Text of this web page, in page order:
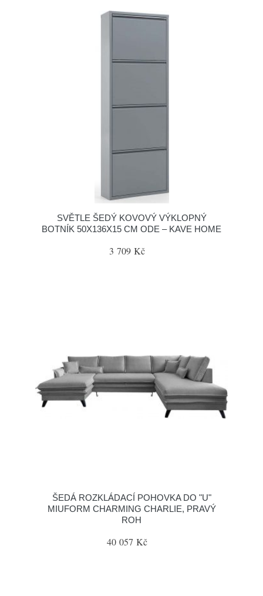
SVĚTLE ŠEDÝ KOVOVÝ VÝKLOPNÝ
BOTNÍK 50X136X15 CM ODE – KAVE HOME
3 709 Kč
ŠEDÁ ROZKLÁDACÍ POHOVKA DO "U"
MIUFORM CHARMING CHARLIE, PRAVÝ
ROH
40 057 Kč